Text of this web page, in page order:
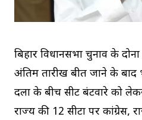
बिहार विधानसभा चुनाव के
अंतिम तारीख बीत जाने के
दलों के बीच सीट बंटवारे को
राज्य की 12 सीटों पर कांग्रेस,